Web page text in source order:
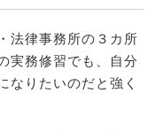
法律事務所の３カ所
実務修習でも、自分
なりたいのだと強く